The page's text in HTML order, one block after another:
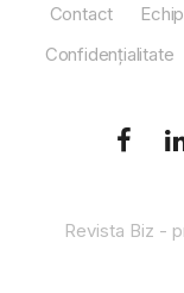
Contact
Confidențialitate
Revista Biz -